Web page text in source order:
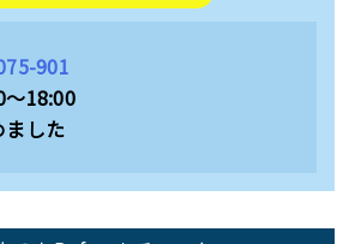
901
〜18:00
ました